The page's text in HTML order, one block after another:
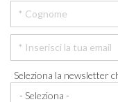
Seleziona la newsletter